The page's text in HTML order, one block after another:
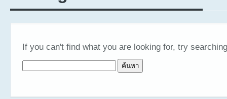
If you can't find what you are looking for, try